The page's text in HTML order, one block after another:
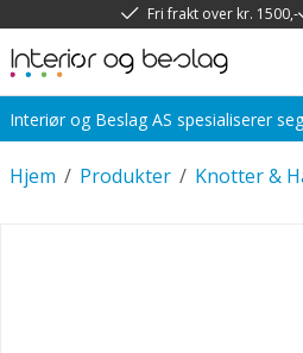
Fri frakt over kr. 1500,-
Interiør og Beslag AS spesialiserer
/
Hjem /
Produkter Knotter &